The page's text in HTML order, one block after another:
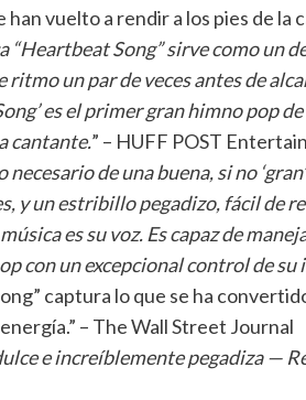
han vuelto a rendir a los pies de la
“Heartbeat Song” sirve como un
ritmo un par de veces antes de
es el primer gran himno pop
cantante.” – HUFF POST
necesario de una buena, si no
y un estribillo pegadizo, fácil de
es su voz. Es capaz de
con un excepcional control de
captura lo que se ha
– The Wall Street Journal
e increíblemente pegadiza —